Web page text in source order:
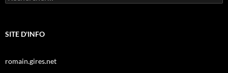
SITE D'INFO
romain.gires.net